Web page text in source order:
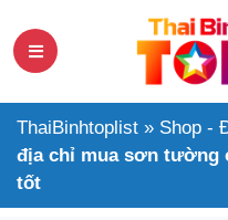
ThaiBinhtoplist » Shop -
địa chỉ mua sơn tường
tốt